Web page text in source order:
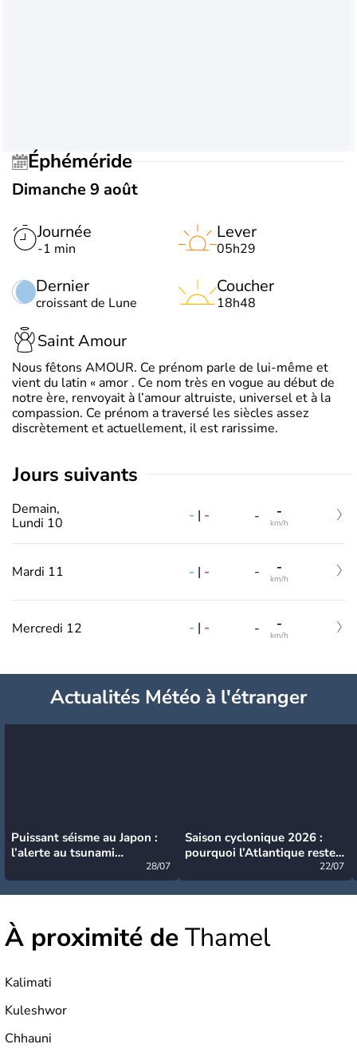
Éphéméride
Dimanche 9 août
Journée
-1 min
Dernier
croissant de Lune
Lever
05h29
Coucher
18h48
Saint Amour
Nous fêtons AMOUR. Ce prénom parle de lui-même et
vient du latin « amor . Ce nom très en vogue au début de
notre ère, renvoyait à l’amour altruiste, universel et à la
compassion. Ce prénom a traversé les siècles assez
discrètement et actuellement, il est rarissime.
jours suivants
Demain,
Lundi 10
- | - - -
km/h
Mardi 11 - | - - -
km/h
Mercredi 12 - | - - -
km/h
Actualités Météo à l'étranger
Puissant séisme au Japon :
l’alerte au tsunami
28/07
Saison cyclonique 2026 :
pourquoi l’Atlantique reste
22/07
À proximité deThamel
Kalimati
Kuleshwor
Chhauni